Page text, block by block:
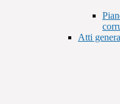
Atti